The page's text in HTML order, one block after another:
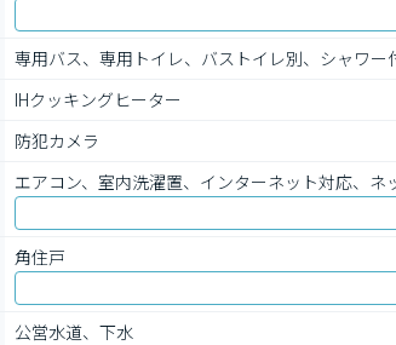
専用バス、専用トイレ、バストイレ別、シャワー
IHクッキングヒーター
防犯カメラ
エアコン、室内洗濯置、インターネット対応、
角住戸
公営水道、下水